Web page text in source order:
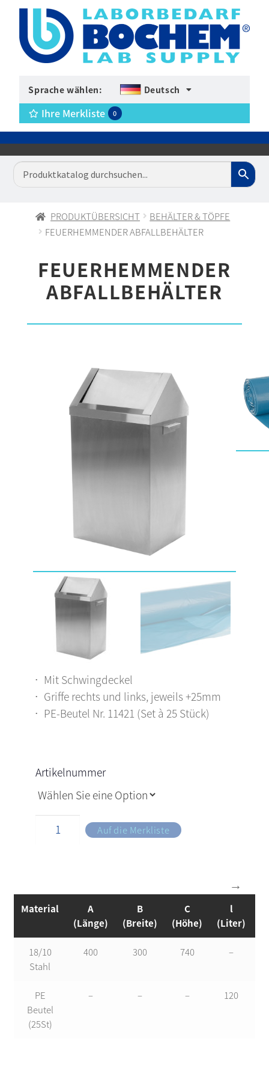
Sprache wählen: Deutsch
Ihre Merkliste 0
PRODUKTÜBERSICHT
BEHÄLTER & TÖPFE
FEUERHEMMENDER ABFALLBEHÄLTER
FEUERHEMMENDER
ABFALLBEHÄLTER
Mit Schwingdeckel
Griffe rechts und links, jeweils +25mm
PE-Beutel Nr. 11421 (Set à 25 Stück)
Artikelnummer
Auf die Merkliste
Material
A
(Länge)
B
(Breite)
C
(Höhe)
l
(Liter)
18/10
Stahl
400 300 740 –
PE
Beutel
(25St)
– – – 120